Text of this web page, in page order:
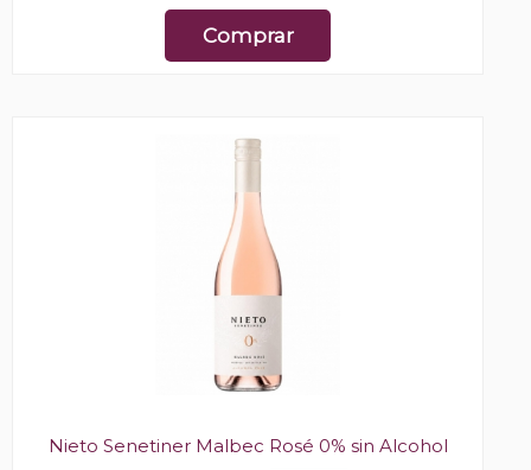
Comprar
Nieto Senetiner Malbec Rosé 0% sin Alcohol